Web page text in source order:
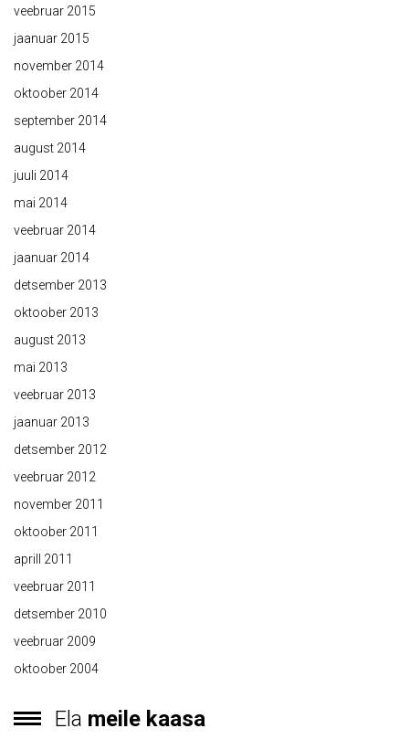
veebruar 2015
jaanuar 2015
november 2014
oktoober 2014
september 2014
august 2014
juuli 2014
mai 2014
veebruar 2014
jaanuar 2014
detsember 2013
oktoober 2013
august 2013
mai 2013
veebruar 2013
jaanuar 2013
detsember 2012
veebruar 2012
november 2011
oktoober 2011
aprill 2011
veebruar 2011
detsember 2010
veebruar 2009
oktoober 2004
Ela meile kaasa